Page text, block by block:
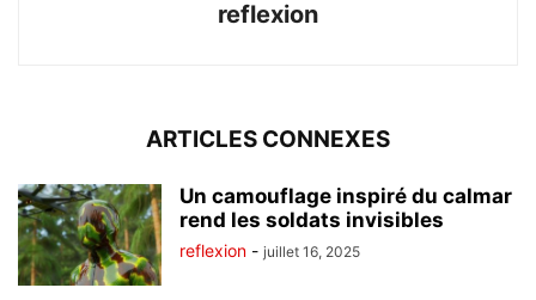
reflexion
ARTICLES CONNEXES
Un camouflage inspiré du calmar
rend les soldats invisibles
reflexion - juillet 16, 2025